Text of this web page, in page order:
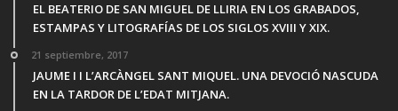
EL BEATERIO DE SAN MIGUEL DE LLIRIA EN LOS GRABADOS,
ESTAMPAS Y LITOGRAFÍAS DE LOS SIGLOS XVIII Y XIX.
21 septiembre, 2017
JAUME I I L’ARCÀNGEL SANT MIQUEL. UNA DEVOCIÓ NASCUDA
EN LA TARDOR DE L’EDAT MITJANA.